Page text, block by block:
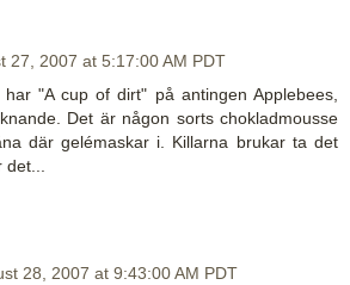
27, 2007 at 5:17:00 AM PDT
"A cup of dirt" på antingen Applebees,
Det är någon sorts chokladmousse
där gelémaskar i. Killarna brukar ta det
28, 2007 at 9:43:00 AM PDT